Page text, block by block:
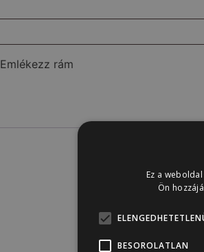
Emlékezz rám
Ez a
Ön
BESOROLATLAN